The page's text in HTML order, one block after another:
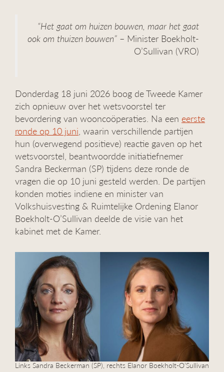
“Het gaat om huizen bouwen, maar het gaat
ook om thuizen bouwen” – Minister Boekholt-
O’Sullivan (VRO)
Donderdag 18 juni 2026 boog de Tweede Kamer
zich opnieuw over het wetsvoorstel ter
bevordering van wooncoöperaties. Na een eerste
ronde op 10 juni, waarin verschillende partijen
hun (overwegend positieve) reactie gaven op het
wetsvoorstel, beantwoordde initiatiefnemer
Sandra Beckerman (SP) tijdens deze ronde de
vragen die op 10 juni gesteld werden. De partijen
konden moties indiene en minister van
Volkshuisvesting & Ruimtelijke Ordening Elanor
Boekholt-O’Sullivan deelde de visie van het
kabinet met de Kamer.
Links Sandra Beckerman (SP), rechts Elanor Boekholt-O’Sullivan